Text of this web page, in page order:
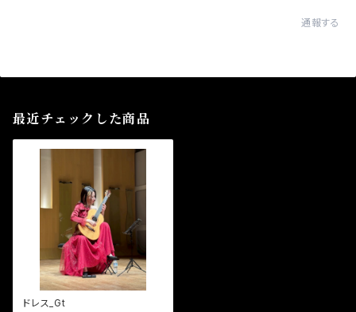
通報する
最近チェックした商品
ドレス_Gt